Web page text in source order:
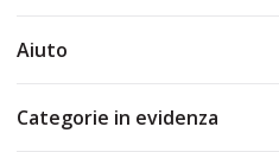
Aiuto
Categorie in evidenza